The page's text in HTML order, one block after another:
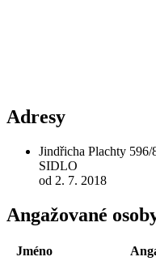
Adresy
Jindřicha Plachty
SIDLO
od 2. 7. 2018
Angažované
Jméno